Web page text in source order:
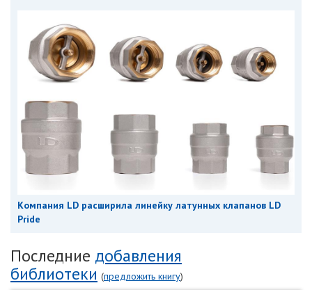
Компания LD расширила линейку латунных клапанов LD
Pride
Последние добавления
библиотеки (предложить книгу)